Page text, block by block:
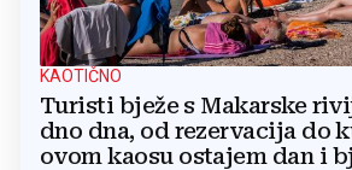
KAOTIČNO
Turisti bježe s Makarske
dno dna, od rezervacija do
ovom kaosu ostajem dan i